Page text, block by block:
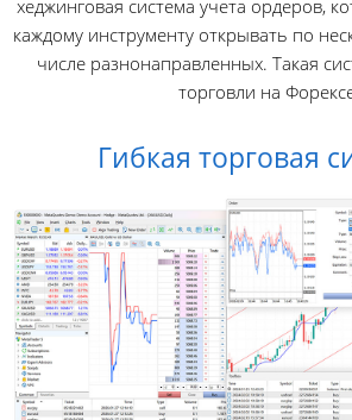
хеджинговая система учета ордеров,
каждому инструменту открывать по
числе разнонаправленных. Такая
торговли на
Гибкая торговая